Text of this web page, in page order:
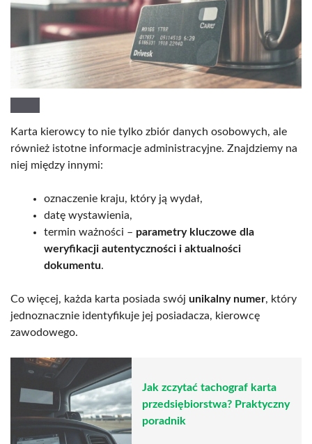
Karta kierowcy to nie tylko zbiór danych osobowych, ale
również istotne informacje administracyjne. Znajdziemy na
niej między innymi:
oznaczenie kraju, który ją wydał,
datę wystawienia,
termin ważności – parametry kluczowe dla
weryfikacji autentyczności i aktualności
dokumentu.
Co więcej, każda karta posiada swój unikalny numer, który
jednoznacznie identyfikuje jej posiadacza, kierowcę
zawodowego.
Jak zczytać tachograf karta
przedsiębiorstwa? Praktyczny
poradnik